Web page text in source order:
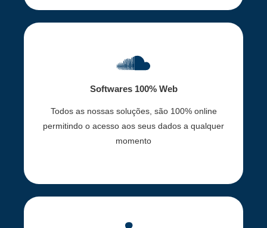
Softwares 100% Web
Todos as nossas soluções, são 100% online
permitindo o acesso aos seus dados a qualquer
momento